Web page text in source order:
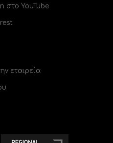
στο YouTube
εταιρεία